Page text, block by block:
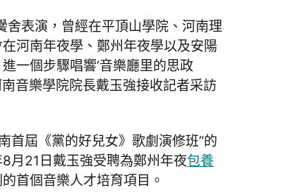
舍表演，曾經在平頂山學院、河南理
河南年夜學、鄭州年夜學以及安陽
一個步驟唱響‘音樂廳里的思政
音樂學院院長戴玉強接收記者采訪
首屆《黨的好兒女》歌劇演修班”的
月21日戴玉強受聘為鄭州年夜包養
首個音樂人才培育項目。